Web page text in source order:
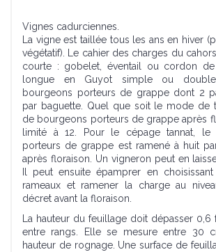
Vignes cadurciennes.
La vigne est taillée tous les ans en hiver
végétatif). Le cahier des charges du
courte : gobelet, éventail ou cordon
longue en Guyot simple ou
bourgeons porteurs de grappe dont 2
par baguette. Quel que soit le mode de
de bourgeons porteurs de grappe après
limité à 12. Pour le cépage tannat, le
porteurs de grappe est ramené à huit
après floraison. Un vigneron peut en
Il peut ensuite épamprer en
rameaux et ramener la charge au
décret avant la floraison.
La hauteur du feuillage doit dépasser 0,6
entre rangs. Elle se mesure entre 30
hauteur de rognage. Une surface de